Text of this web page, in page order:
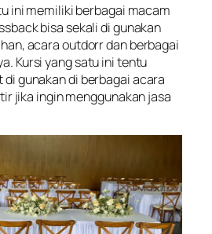
ini memiliki berbagai macam
bisa sekali di gunakan
acara outdorr dan berbagai
Kursi yang satu ini tentu
gunakan di berbagai acara
jika ingin menggunakan jasa